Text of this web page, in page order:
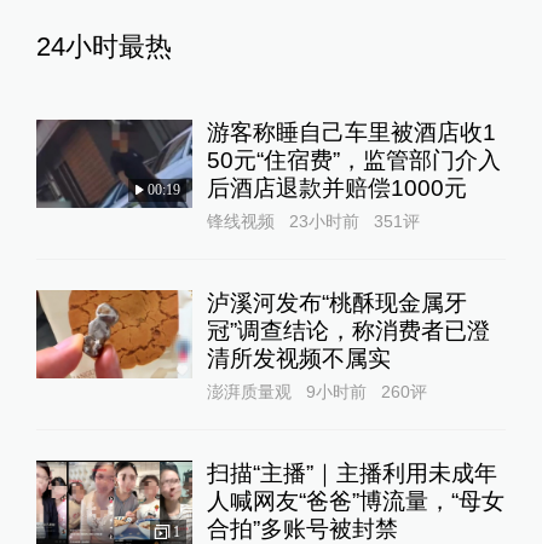
24小时最热
00:19
游客称睡自己车里被酒店收1
50元“住宿费”，监管部门介入
后酒店退款并赔偿1000元
锋线视频 23小时前 351评
泸溪河发布“桃酥现金属牙
冠”调查结论，称消费者已澄
清所发视频不属实
澎湃质量观 9小时前 260评
1
扫描“主播”｜主播利用未成年
人喊网友“爸爸”博流量，“母女
合拍”多账号被封禁